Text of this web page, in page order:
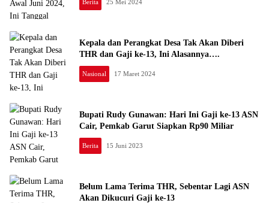
Berita 25 Mei 2024
Kepala dan Perangkat Desa Tak Akan Diberi
THR dan Gaji ke-13, Ini Alasannya….
Nasional 17 Maret 2024
Bupati Rudy Gunawan: Hari Ini Gaji ke-13 ASN
Cair, Pemkab Garut Siapkan Rp90 Miliar
Berita 15 Juni 2023
Belum Lama Terima THR, Sebentar Lagi ASN
Akan Dikucuri Gaji ke-13